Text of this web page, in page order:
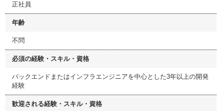
正社員
年齢
不問
必須の経験・スキル・資格
バックエンドまたはインフラエンジニアを中心とした3年以上の開発
経験
歓迎される経験・スキル・資格